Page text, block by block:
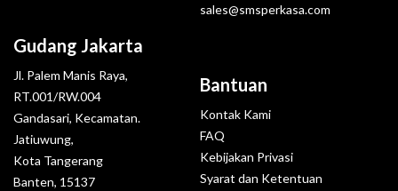
Gudang Jakarta
Jl. Palem Manis Raya,
RT.001/RW.004
Gandasari, Kecamatan.
Jatiuwung,
Kota Tangerang
Banten, 15137
sales@smsperkasa.com
Bantuan
Kontak Kami
FAQ
Kebijakan Privasi
Syarat dan Ketentuan